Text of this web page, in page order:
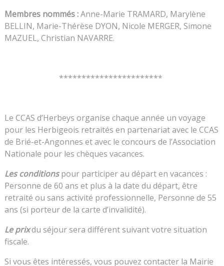
Membres nommés :Anne-Marie TRAMARD, Marylène
BELLIN, Marie-Thérèse DYON, Nicole MERGER, Simone
MAZUEL, Christian NAVARRE.
***********************
Le CCAS d’Herbeys organise chaque année un voyage
pour les Herbigeois retraités en partenariat avec le CCAS
de Brié-et-Angonnes et avec le concours de l’Association
Nationale pour les chèques vacances.
Les conditionspour participer au départ en vacances :
Personne de 60 ans et plus à la date du départ, être
retraité ou sans activité professionnelle, Personne de 55
ans (si porteur de la carte d’invalidité).
Le prixdu séjour sera différent suivant votre situation
fiscale.
Si vous êtes intéressés, vous pouvez contacter la Mairie